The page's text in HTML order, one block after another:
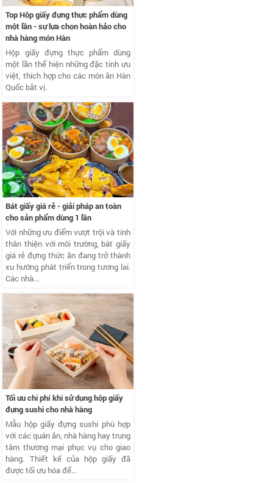
Top Hộp giấy đựng thực phẩm dùng
một lần - sự lựa chọn hoàn hảo cho
nhà hàng món Hàn
Hộp giấy đựng thực phẩm dùng
một lần thể hiện những đặc tính ưu
việt, thích hợp cho các món ăn Hàn
Quốc bắt vị.
Bát giấy giá rẻ - giải pháp an toàn
cho sản phẩm dùng 1 lần
Với những ưu điểm vượt trội và tính
thân thiện với môi trường, bát giấy
giá rẻ đựng thức ăn đang trở thành
xu hướng phát triển trong tương lai.
Các nhà...
Tối ưu chi phí khi sử dụng hộp giấy
đựng sushi cho nhà hàng
Mẫu hộp giấy đựng sushi phù hợp
với các quán ăn, nhà hàng hay trung
tâm thương mại phục vụ cho giao
hàng. Thiết kế của hộp giấy đã
được tối ưu hóa để...